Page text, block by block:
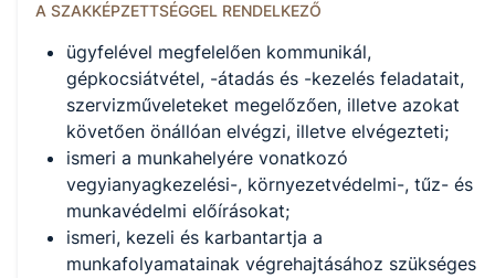
A SZAKKÉPZETTSÉGGEL RENDELKEZŐ
ügyfelével megfelelően kommunikál,
gépkocsiátvétel, -átadás és -kezelés feladatait,
szervizműveleteket megelőzően, illetve azokat
követően önállóan elvégzi, illetve elvégezteti;
ismeri a munkahelyére vonatkozó
vegyianyagkezelési-, környezetvédelmi-, tűz- és
munkavédelmi előírásokat;
ismeri, kezeli és karbantartja a
munkafolyamatainak végrehajtásához szükséges